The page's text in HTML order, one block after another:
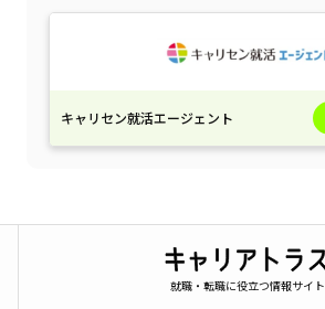
キャリセン就活エージェント
就職・転職に役立つ情報サイト